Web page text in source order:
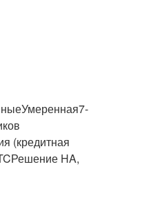
(кредитная
HA,